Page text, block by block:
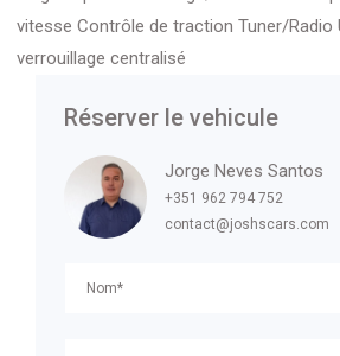
vitesse Contrôle de traction Tuner/Radio
verrouillage centralisé
Réserver le vehicule
Jorge Neves Santos
+351 962 794 752
contact@joshscars.com